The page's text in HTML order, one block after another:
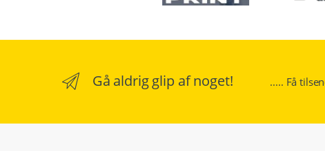
Gå aldrig glip af noget! ..... Få